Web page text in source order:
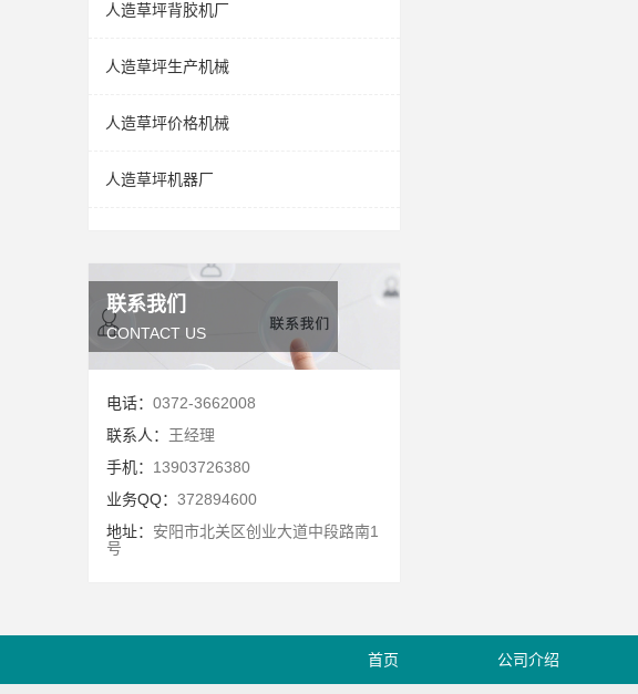
人造草坪背胶机厂
人造草坪生产机械
人造草坪价格机械
人造草坪机器厂
联系我们
CONTACT US
电话： 0372-3662008
联系人： 王经理
手机： 13903726380
业务QQ： 372894600
地址： 安阳市北关区创业大道中段路南1
号
首页 公司介绍